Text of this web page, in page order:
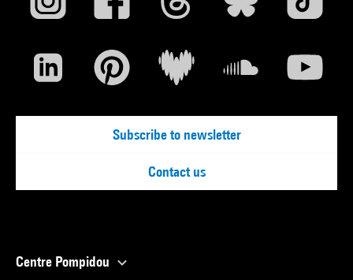
Subscribe to newsletter
Contact us
Centre Pompidou